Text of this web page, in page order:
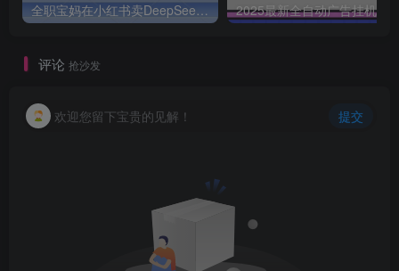
全职宝妈在小红书卖DeepSeek提示词，一天收益1k
评论 抢沙发
欢迎您留下宝贵的见解！ 提交